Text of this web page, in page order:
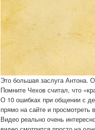
Это большая заслуга Антона.
Помните Чехов считал, что
О 10 ошибках при общении с
прямо на сайте и просмотреть
Видео реально очень